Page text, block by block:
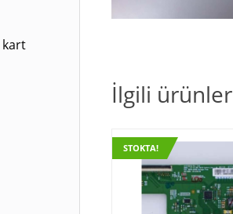
İlgili ürünler
STOKTA!